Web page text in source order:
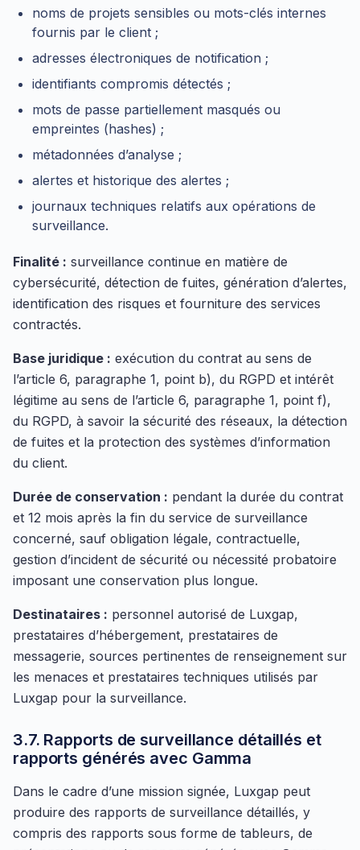
noms de projets sensibles ou mots-clés internes
fournis par le client ;
adresses électroniques de notification ;
identifiants compromis détectés ;
mots de passe partiellement masqués ou
empreintes (hashes) ;
métadonnées d’analyse ;
alertes et historique des alertes ;
journaux techniques relatifs aux opérations de
surveillance.
Finalité : surveillance continue en matière de
cybersécurité, détection de fuites, génération d’alertes,
identification des risques et fourniture des services
contractés.
Base juridique : exécution du contrat au sens de
l’article 6, paragraphe 1, point b), du RGPD et intérêt
légitime au sens de l’article 6, paragraphe 1, point f),
du RGPD, à savoir la sécurité des réseaux, la détection
de fuites et la protection des systèmes d’information
du client.
Durée de conservation : pendant la durée du contrat
et 12 mois après la fin du service de surveillance
concerné, sauf obligation légale, contractuelle,
gestion d’incident de sécurité ou nécessité probatoire
imposant une conservation plus longue.
Destinataires : personnel autorisé de Luxgap,
prestataires d’hébergement, prestataires de
messagerie, sources pertinentes de renseignement sur
les menaces et prestataires techniques utilisés par
Luxgap pour la surveillance.
3.7. Rapports de surveillance détaillés et
rapports générés avec Gamma
Dans le cadre d’une mission signée, Luxgap peut
produire des rapports de surveillance détaillés, y
compris des rapports sous forme de tableurs, de